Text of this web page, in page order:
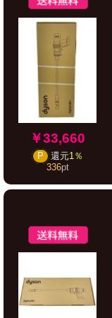
￥33,660
P 還元1％
336pt